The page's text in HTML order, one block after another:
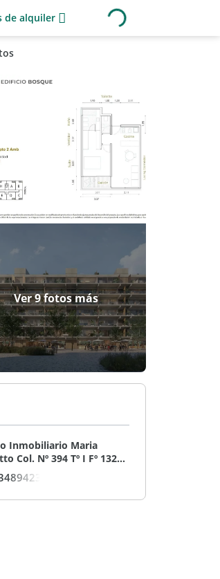
de alquiler
Ver 9 fotos más
Inmobiliario Maria
Col. Nº 394 Tº I Fº 132
Tº I Fº 144 CUCICBA